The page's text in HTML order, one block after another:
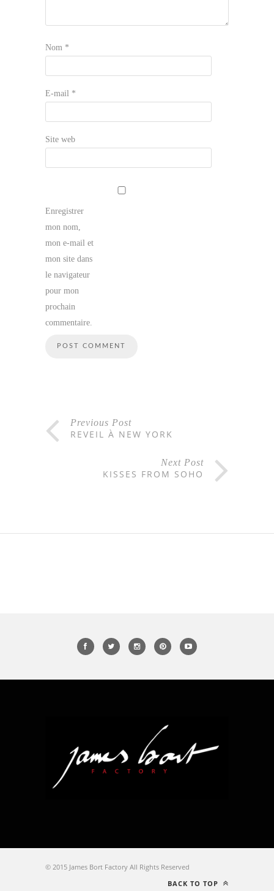
Nom *
E-mail *
Site web
Enregistrer
mon nom,
mon e-mail et
mon site dans
le navigateur
pour mon
prochain
commentaire.
Previous Post
REVEIL À NEW YORK
Next Post
KISSES FROM SOHO
© 2015 James Bort Factory All Rights Reserved
BACK TO TOP